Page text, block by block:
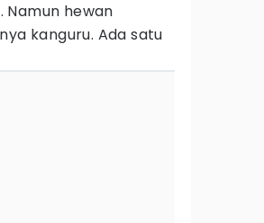
Namun hewan
kanguru. Ada satu